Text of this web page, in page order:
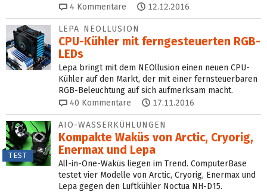
4 Kommentare 12.12.2016
LEPA NEOLLUSION
CPU-Kühler mit ferngesteuerten RGB-
LEDs
Lepa bringt mit dem NEOllusion einen neuen CPU-
Kühler auf den Markt, der mit einer fernsteuerbaren
RGB-Beleuchtung auf sich aufmerksam macht.
40 Kommentare 17.11.2016
TEST
AIO-WASSERKÜHLUNGEN
Kompakte Waküs von Arctic, Cryorig,
Enermax und Lepa
All-in-One-Waküs liegen im Trend. ComputerBase
testet vier Modelle von Arctic, Cryorig, Enermax und
Lepa gegen den Luftkühler Noctua NH-D15.